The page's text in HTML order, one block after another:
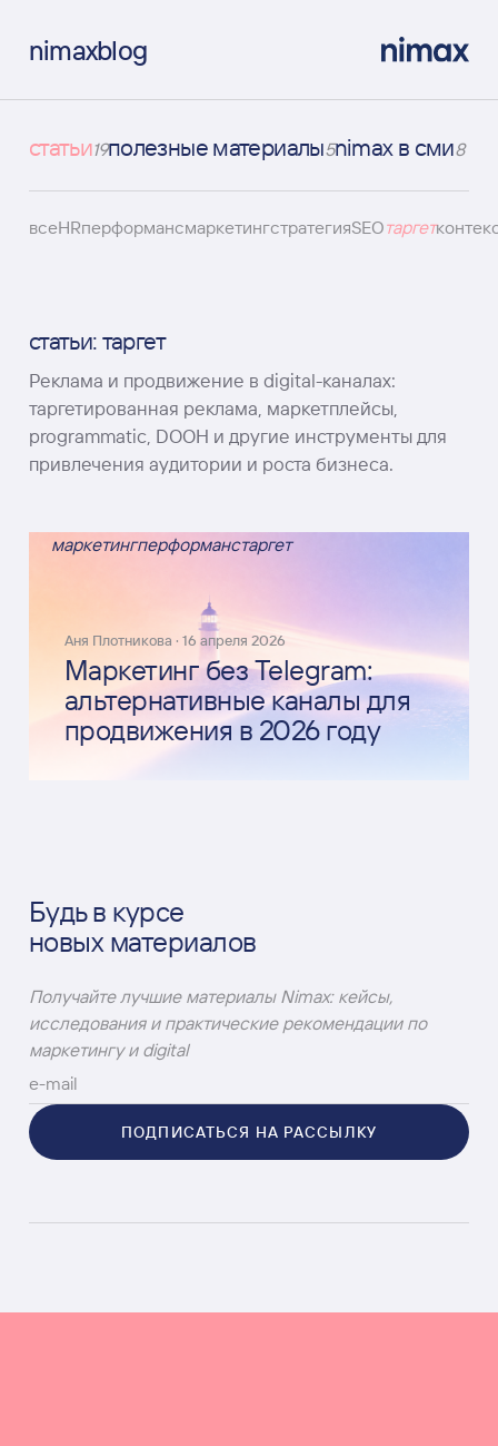
nimaxblog
статьи19полезные материалы5nimax в сми8
всеHRперформансмаркетингстратегияSEOтаргет
статьи: таргет
Реклама и продвижение в digital-каналах:
таргетированная реклама, маркетплейсы,
programmatic, DOOH и другие инструменты для
привлечения аудитории и роста бизнеса.
маркетингперформанстаргет
Аня Плотникова · 16 апреля 2026
Маркетинг без Telegram:
альтернативные каналы для
продвижения в 2026 году
Будь в курсе
новых материалов
Получайте лучшие материалы Nimax: кейсы,
исследования и практические рекомендации по
маркетингу и digital
ПОДПИСАТЬСЯ НА РАССЫЛКУ